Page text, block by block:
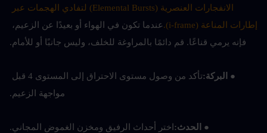
إطارات المناعة (i-frame).
فإنه يرمي قناعًا. قم دائمًا بالمراوغة للخلف، وليس جانبًا أو للأمام.
● البركة:
مواجهة الزعيم.
● الحدث: اختر أحداث الرفيق ومخزن الغموض المجاني.